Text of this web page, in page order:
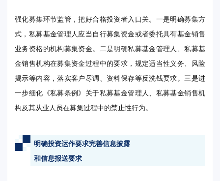
强化募集环节监管，把好合格投资者入口关。一是明确募集方
式，私募基金管理人应当自行募集资金或者委托具有基金销售
业务资格的机构募集资金。二是明确私募基金管理人、私募基
金销售机构在募集资金过程中的要求，规定适当性义务、风险
揭示等内容，落实客户尽调、资料保存等反洗钱要求。三是进
一步细化《私募条例》关于私募基金管理人、私募基金销售机
构及其从业人员在募集过程中的禁止性行为。
明确投资运作要求完善信息披露
和信息报送要求